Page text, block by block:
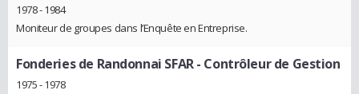
1978 - 1984
Moniteur de groupes dans l’Enquête en Entreprise.
Fonderies de Randonnai SFAR- Contrôleur de Gestion
1975 - 1978